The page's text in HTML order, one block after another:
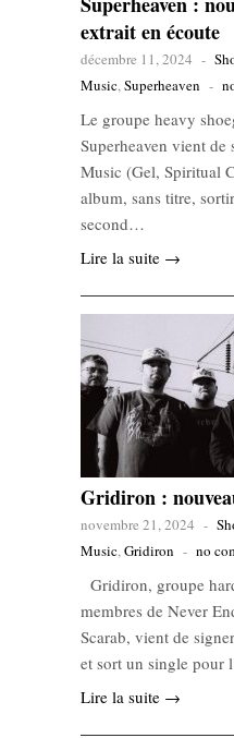
extrait en écoute
décembre 11, 2024 -
Music,Superheaven -
Le groupe heavy
Superheaven vient
Music (Gel, Spiritual
album, sans titre,
second…
Lire la suite →
Gridiron :
novembre 21, 2024 -
Music,Gridiron - no
Gridiron, groupe
membres de Never
Scarab, vient de
et sort un single pour
Lire la suite →